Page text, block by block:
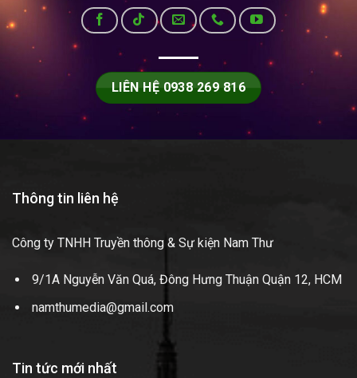
LIÊN HỆ 0938 269 816
Thông tin liên hệ
Công ty TNHH Truyền thông & Sự kiện Nam Thư
9/1A Nguyễn Văn Quá, Đông Hưng Thuận Quận 12, HCM
namthumedia@gmail.com
Tin tức mới nhất